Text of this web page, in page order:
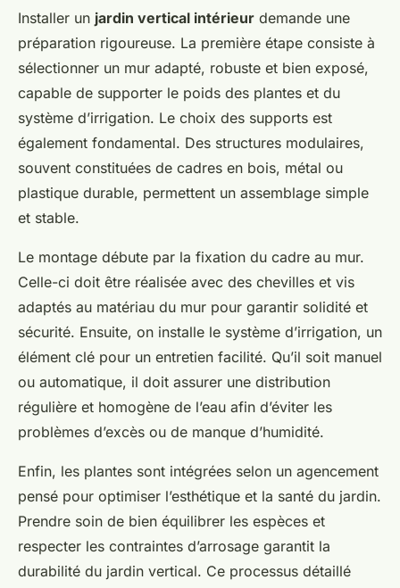
Installer un jardin vertical intérieur demande une
préparation rigoureuse. La première étape consiste à
sélectionner un mur adapté, robuste et bien exposé,
capable de supporter le poids des plantes et du
système d’irrigation. Le choix des supports est
également fondamental. Des structures modulaires,
souvent constituées de cadres en bois, métal ou
plastique durable, permettent un assemblage simple
et stable.
Le montage débute par la fixation du cadre au mur.
Celle-ci doit être réalisée avec des chevilles et vis
adaptés au matériau du mur pour garantir solidité et
sécurité. Ensuite, on installe le système d’irrigation, un
élément clé pour un entretien facilité. Qu’il soit manuel
ou automatique, il doit assurer une distribution
régulière et homogène de l’eau afin d’éviter les
problèmes d’excès ou de manque d’humidité.
Enfin, les plantes sont intégrées selon un agencement
pensé pour optimiser l’esthétique et la santé du jardin.
Prendre soin de bien équilibrer les espèces et
respecter les contraintes d’arrosage garantit la
durabilité du jardin vertical. Ce processus détaillé